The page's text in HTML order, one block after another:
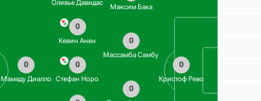
0
Кристоф Рево
Максим Бака
0
Массамба Самбу
0
Оливье Давидас
0
Кевин Анен
0
Стефан Норо
0
Мамаду Диалло